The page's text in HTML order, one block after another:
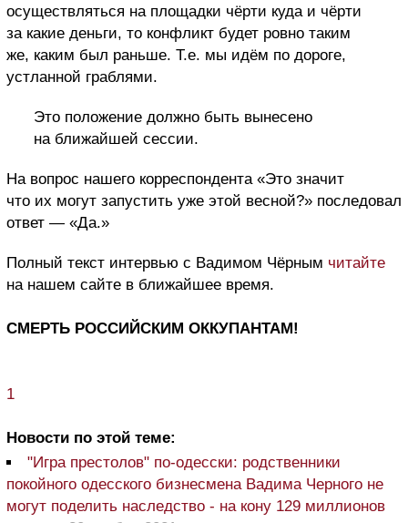
осуществляться на площадки чёрти куда и чёрти
за какие деньги, то конфликт будет ровно таким
же, каким был раньше. Т.е. мы идём по дороге,
устланной граблями.
Это положение должно быть вынесено
на ближайшей сессии.
На вопрос нашего корреспондента «Это значит
что их могут запустить уже этой весной?» последовал
ответ — «Да.»
Полный текст интервью с Вадимом Чёрным читайте
на нашем сайте в ближайшее время.
СМЕРТЬ РОССИЙСКИМ ОККУПАНТАМ!
1
Новости по этой теме:
"Игра престолов" по-одесски: родственники
покойного одесского бизнесмена Вадима Черного не
могут поделить наследство - на кону 129 миллионов